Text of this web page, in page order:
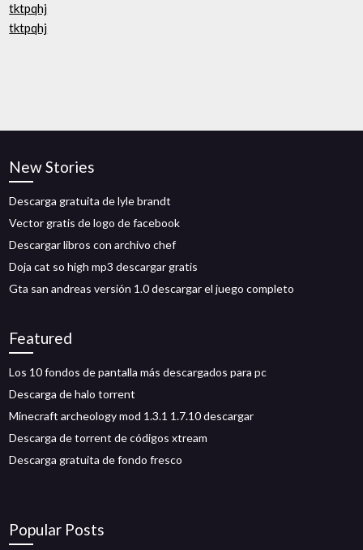
tktpqhj
tktpqhj
New Stories
Descarga gratuita de lyle brandt
Vector gratis de logo de facebook
Descargar libros con archivo chef
Doja cat so high mp3 descargar gratis
Gta san andreas versión 1.0 descargar el juego completo
Featured
Los 10 fondos de pantalla más descargados para pc
Descarga de halo torrent
Minecraft archeology mod 1.3.1 1.7.10 descargar
Descarga de torrent de códigos xtream
Descarga gratuita de fondo fresco
Popular Posts